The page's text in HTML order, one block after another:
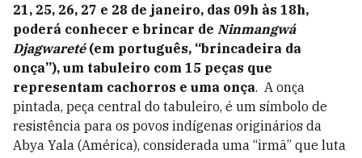
21, 25, 26, 27 e 28 de janeiro, das 09h às 18h,
poderá conhecer e brincar de Ninmangwá
Djagwareté(em português, “brincadeira da
onça”), um tabuleiro com 15 peças que
representam cachorros e uma onça. A onça
pintada, peça central do tabuleiro, é um símbolo de
resistência para os povos indígenas originários da
Abya Yala (América), considerada uma “irmã” que luta